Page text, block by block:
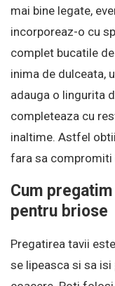
mai bine legate,
incorporeaz-o cu
complet bucatile
inima de dulceata,
adauga o lingurita
completeaza cu
inaltime. Astfel
fara sa compromiti
Cum
pentru briose
Pregatirea tavii
se lipeasca si sa